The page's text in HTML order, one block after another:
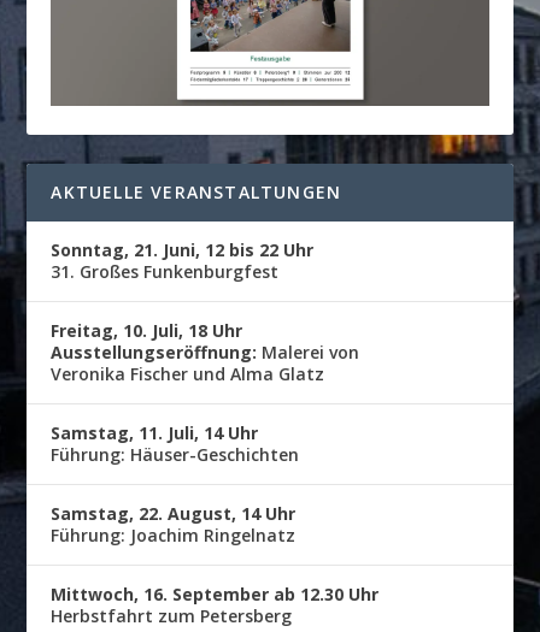
AKTUELLE VERANSTALTUNGEN
Sonntag, 21. Juni, 12 bis 22 Uhr
31. Großes Funkenburgfest
Freitag, 10. Juli, 18 Uhr
Ausstellungseröffnung: Malerei von
Veronika Fischer und Alma Glatz
Samstag, 11. Juli, 14 Uhr
Führung: Häuser-Geschichten
Samstag, 22. August, 14 Uhr
Führung: Joachim Ringelnatz
Mittwoch, 16. September ab 12.30 Uhr
Herbstfahrt zum Petersberg